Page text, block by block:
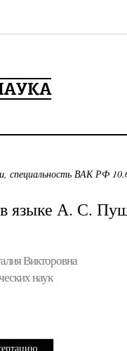
специальность ВАК РФ
языке А. С.
Викторовна
наук